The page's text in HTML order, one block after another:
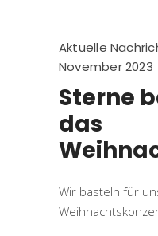
Aktuelle
November 2023
Sterne
das
Wir basteln für